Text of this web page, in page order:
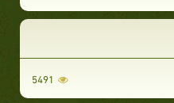
5491